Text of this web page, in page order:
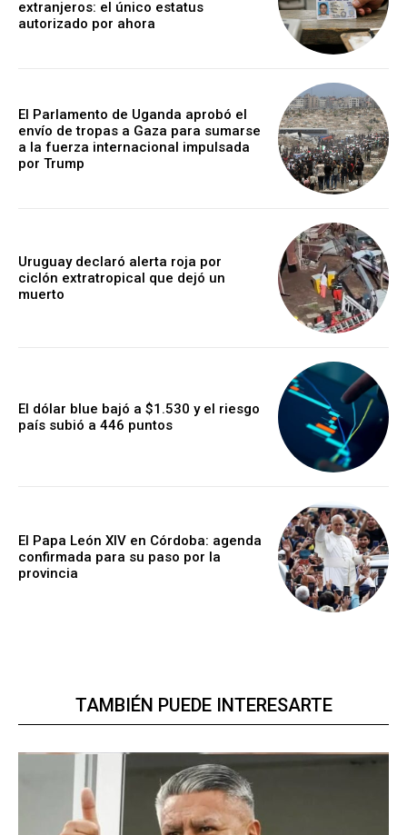
extranjeros: el único estatus
autorizado por ahora
El Parlamento de Uganda aprobó el
envío de tropas a Gaza para sumarse
a la fuerza internacional impulsada
por Trump
Uruguay declaró alerta roja por
ciclón extratropical que dejó un
muerto
El dólar blue bajó a $1.530 y el riesgo
país subió a 446 puntos
El Papa León XIV en Córdoba: agenda
confirmada para su paso por la
provincia
TAMBIÉN PUEDE INTERESARTE